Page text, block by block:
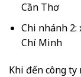
Cần Thơ
Chi nhánh 2:
Chí Minh
Khi đến công